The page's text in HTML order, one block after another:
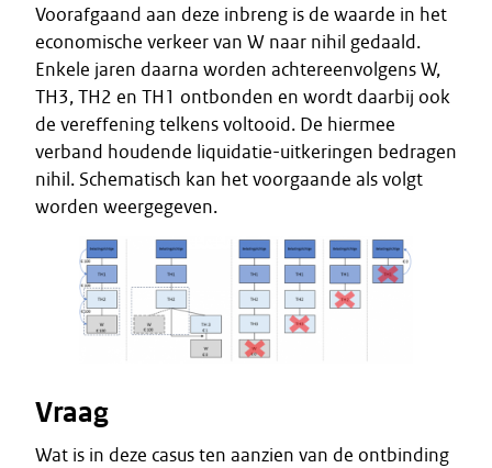
Voorafgaand aan deze inbreng is de waarde in het
economische verkeer van W naar nihil gedaald.
Enkele jaren daarna worden achtereenvolgens W,
TH3, TH2 en TH1 ontbonden en wordt daarbij ook
de vereffening telkens voltooid. De hiermee
verband houdende liquidatie-uitkeringen bedragen
nihil. Schematisch kan het voorgaande als volgt
worden weergegeven.
Vraag
Wat is in deze casus ten aanzien van de ontbinding